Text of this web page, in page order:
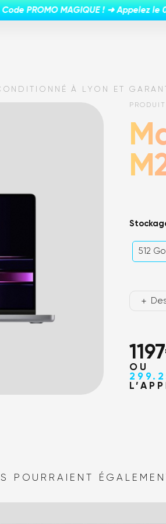
À LYON ET
512
1197
OU
POURRAIENT